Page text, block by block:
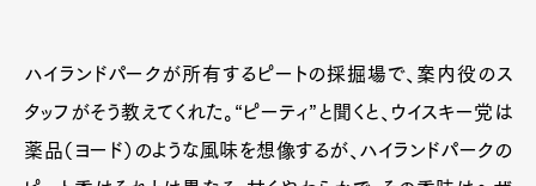
ハイランドパークが所有するピートの採掘場で、案内役のス
タッフがそう教えてくれた。“ピーティ”と聞くと、ウイスキー党は
薬品（ヨード）のような風味を想像するが、ハイランドパークの